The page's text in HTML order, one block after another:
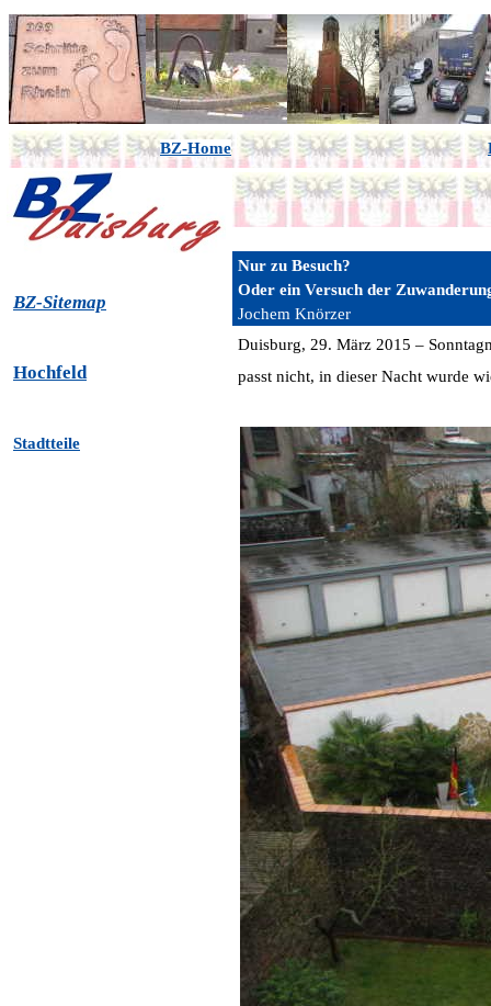
BZ-Home
BZ-Sitemap
Hochfeld
Stadtteile
Nur zu Besuch?
Oder ein Versuch der
Jochem Knörzer
Duisburg, 29. März 2015 –
passt nicht, in dieser Nacht wurde